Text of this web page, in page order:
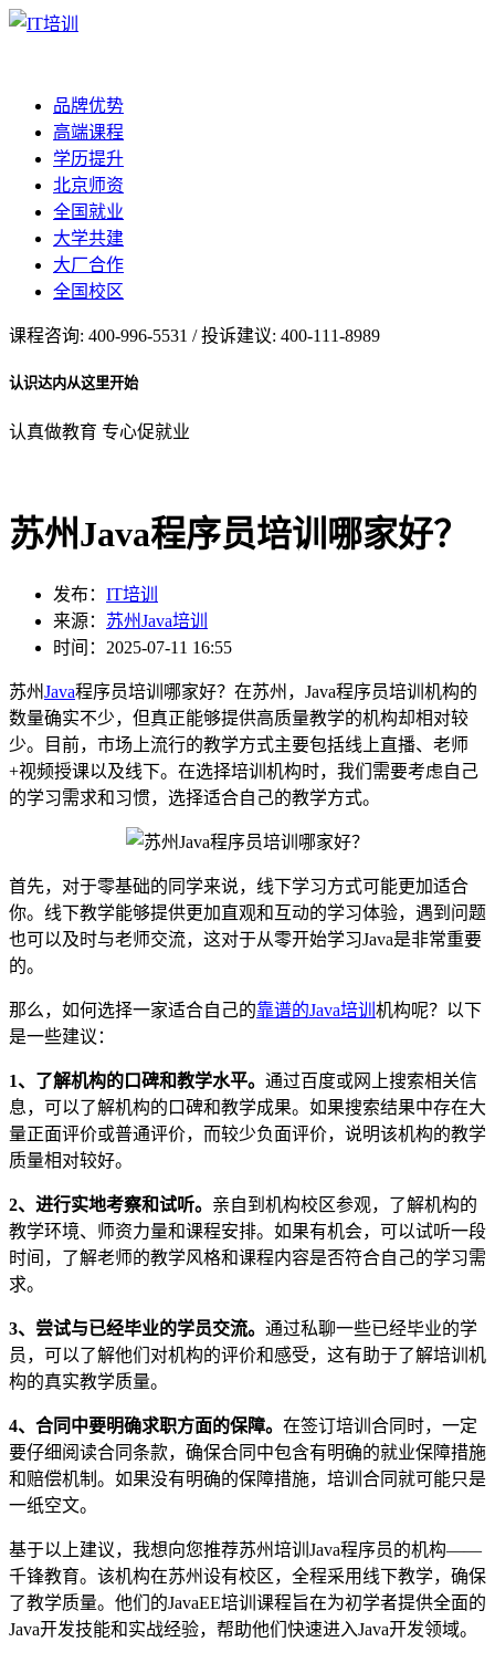
品牌优势
高端课程
学历提升
北京师资
全国就业
大学共建
大厂合作
全国校区
课程咨询: 400-996-5531 / 投诉建议: 400-111-8989
认识达内从这里开始
认真做教育 专心促就业
苏州Java程序员培训哪家好？
发布： IT培训
来源： 苏州Java培训
时间：2025-07-11 16:55
苏州Java程序员培训哪家好？在苏州，Java程序员培训机构的
数量确实不少，但真正能够提供高质量教学的机构却相对较
少。目前，市场上流行的教学方式主要包括线上直播、老师
+视频授课以及线下。在选择培训机构时，我们需要考虑自己
的学习需求和习惯，选择适合自己的教学方式。
首先，对于零基础的同学来说，线下学习方式可能更加适合
你。线下教学能够提供更加直观和互动的学习体验，遇到问题
也可以及时与老师交流，这对于从零开始学习Java是非常重要
的。
那么，如何选择一家适合自己的靠谱的Java培训 机构呢？以下
是一些建议：
1、了解机构的口碑和教学水平。 通过百度或网上搜索相关信
息，可以了解机构的口碑和教学成果。如果搜索结果中存在大
量正面评价或普通评价，而较少负面评价，说明该机构的教学
质量相对较好。
2、进行实地考察和试听。 亲自到机构校区参观，了解机构的
教学环境、师资力量和课程安排。如果有机会，可以试听一段
时间，了解老师的教学风格和课程内容是否符合自己的学习需
求。
3、尝试与已经毕业的学员交流。 通过私聊一些已经毕业的学
员，可以了解他们对机构的评价和感受，这有助于了解培训机
构的真实教学质量。
4、合同中要明确求职方面的保障。 在签订培训合同时，一定
要仔细阅读合同条款，确保合同中包含有明确的就业保障措施
和赔偿机制。如果没有明确的保障措施，培训合同就可能只是
一纸空文。
基于以上建议，我想向您推荐苏州培训Java程序员的机构——
千锋教育。该机构在苏州设有校区，全程采用线下教学，确保
了教学质量。他们的JavaEE培训课程旨在为初学者提供全面的
Java开发技能和实战经验，帮助他们快速进入Java开发领域。